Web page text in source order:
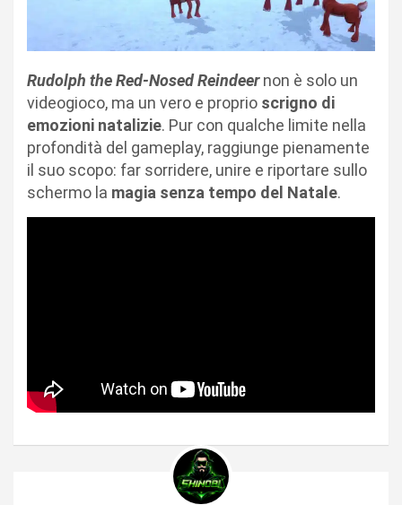
Rudolph the Red-Nosed Reindeer non è solo un
videogioco, ma un vero e proprio scrigno di
emozioni natalizie. Pur con qualche limite nella
profondità del gameplay, raggiunge pienamente
il suo scopo: far sorridere, unire e riportare sullo
schermo la magia senza tempo del Natale.